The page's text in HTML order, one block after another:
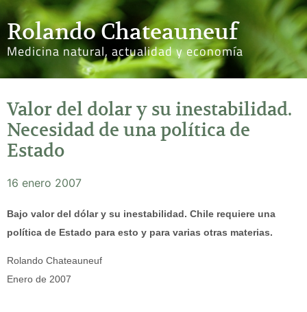
Rolando Chateauneuf
Medicina natural, actualidad y economía
Valor del dolar y su inestabilidad.
Necesidad de una política de
Estado
16 enero 2007
Bajo valor del dólar y su inestabilidad. Chile requiere una
política de Estado para esto y para varias otras materias.
Rolando Chateauneuf
Enero de 2007